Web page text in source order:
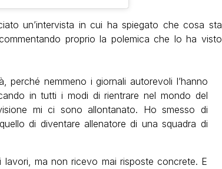
un’intervista in cui ha spiegato che cosa sta
proprio la polemica che lo ha visto
perché nemmeno i giornali autorevoli l’hanno
in tutti i modi di rientrare nel mondo del
mi ci sono allontanato. Ho smesso di
di diventare allenatore di una squadra di
ma non ricevo mai risposte concrete. E